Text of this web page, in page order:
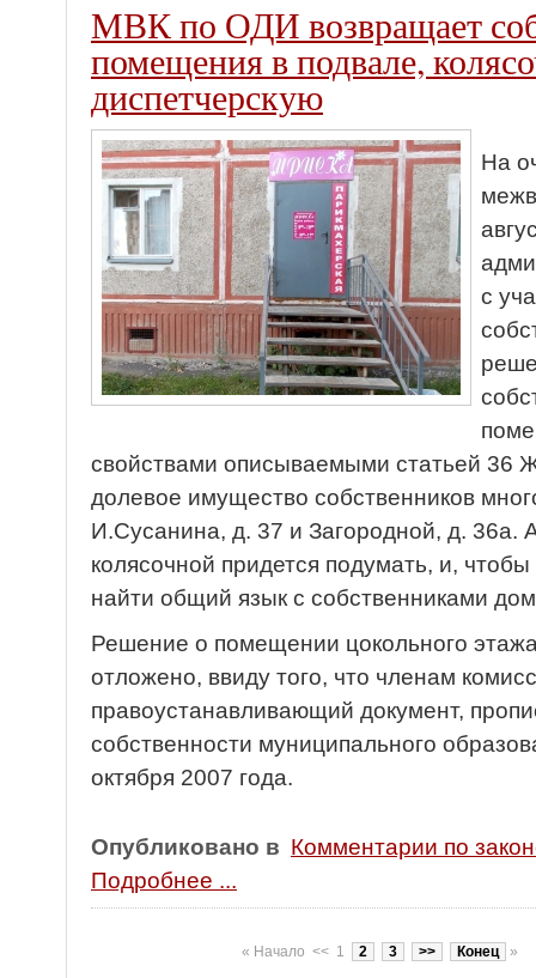
МВК по ОДИ возвращает
помещения в подвале,
диспетчерскую
На
с
свойствами описываемыми статьей 36
долевое имущество собственников
И.Сусанина, д. 37 и Загородной, д. 36а.
колясочной придется подумать, и,
найти общий язык с собственниками
Решение о помещении цокольного
отложено, ввиду того, что членам
правоустанавливающий документ,
собственности муниципального
октября 2007 года.
Опубликовано в Комментарии по
Подробнее ...
« Начало << 1 2 3 >> Конец »